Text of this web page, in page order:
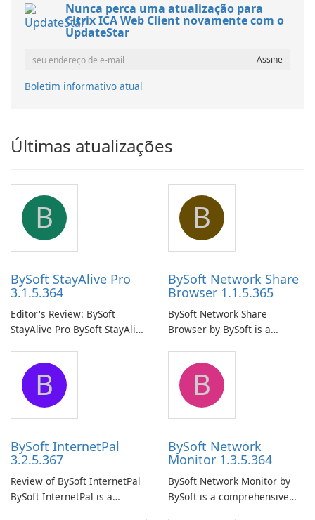
Nunca perca uma atualização para
Citrix ICA Web Client novamente com o
UpdateStar
Boletim informativo atual
Últimas atualizações
B
BySoft StayAlive Pro
3.1.5.364
Editor's Review: BySoft
StayAlive Pro BySoft StayAlive
application designed to
ensure the continuous and
uninterrupted operation of
your computer system.
B
BySoft Network Share
Browser 1.1.5.365
BySoft Network Share
Browser by BySoft is a
application that allows users
to easily browse and manage
shared folders on their
network.
B
BySoft InternetPal
3.2.5.367
Review of BySoft InternetPal
BySoft InternetPal is a
B
BySoft Network
Monitor 1.3.5.364
BySoft Network Monitor by
BySoft is a comprehensive